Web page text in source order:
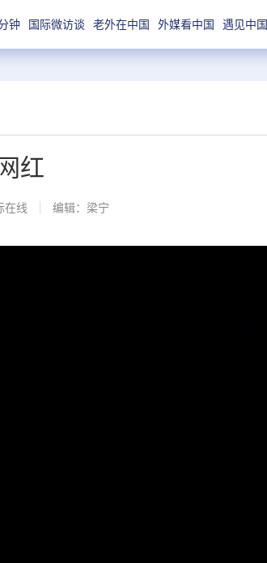
钟 国际微访谈 老外在中国 外媒看中国 遇见中国
红
在线 编辑：梁宁